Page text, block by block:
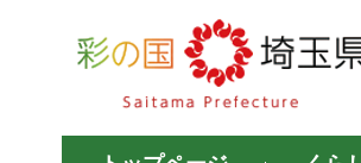
彩の国 埼玉県